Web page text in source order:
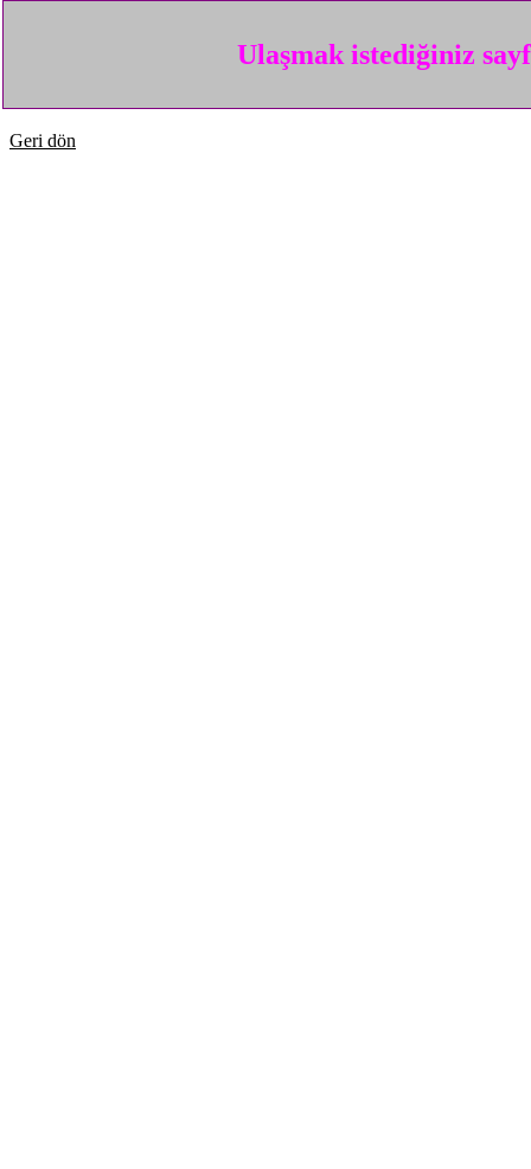
Ulaşmak istediğiniz
Geri dön